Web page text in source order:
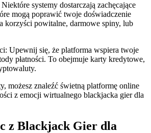
systemy dostarczają zachęcające
mogą poprawić twoje doświadczenie
korzyści powitalne, darmowe spiny, lub
Upewnij się, że platforma wspiera twoje
płatności. To obejmuje karty kredytowe,
możesz znaleźć świetną platformę online
z emocji wirtualnego blackjacka gier dla
z Blackjack Gier dla